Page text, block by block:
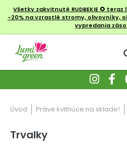
Všetky zakvitnuté RUDBEKIE🌻 teraz
-20% na vzrastlé stromy, olivovníky,
vypredania
Úvod Práve kvitnúce na sklade!
Trvalky